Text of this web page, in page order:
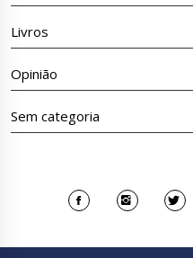
Livros
Opinião
Sem categoria